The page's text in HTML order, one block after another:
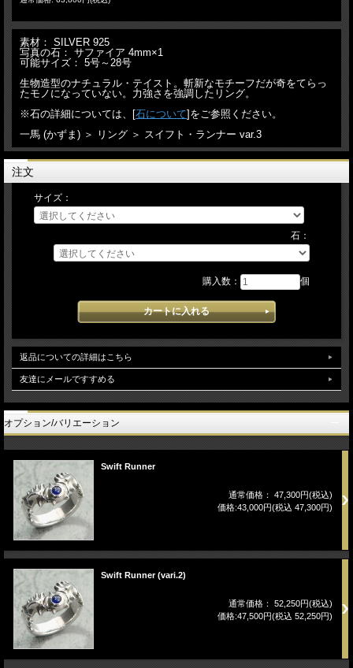
素材： SILVER 925
写真の石： サファイア 4mm×1
可能サイズ： 5号～28号
生物造型のナチュラル・テイスト。斬新なモチーフだが奇をてらっ
たモノになっていない。力強さを強調したリング。
※石の詳細については、[石について]をご参照ください。
一馬 (かずま) ＞ リング ＞ スイフト・ランナー var.3
注文
サイズ：
石：
購入数： 個
返品についての詳細はこちら
友達にメールですすめる
オプション/バリエーション
Swift Runner
通常価格： 47,300円(税込)
価格:43,000円(税込 47,300円)
Swift Runner (vari.2)
通常価格： 52,250円(税込)
価格:47,500円(税込 52,250円)